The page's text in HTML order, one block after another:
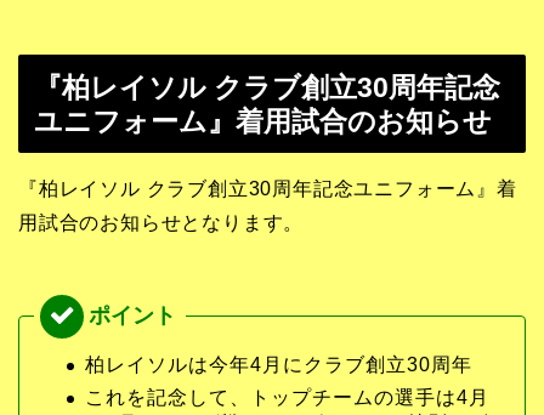
『柏レイソル クラブ創立30周年記念
ユニフォーム』着用試合のお知らせ
『柏レイソル クラブ創立30周年記念ユニフォーム』着
用試合のお知らせとなります。
柏レイソルは今年4月にクラブ創立30周年
これを記念して、トップチームの選手は4月